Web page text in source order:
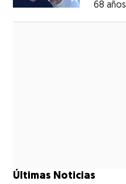
68 años
Últimas Noticias